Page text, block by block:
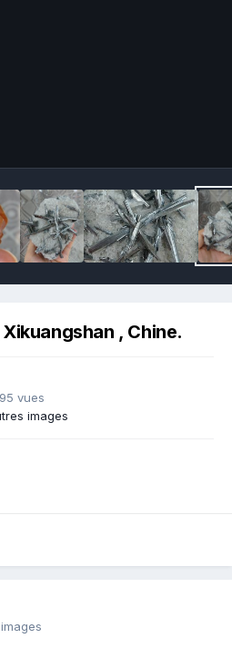
, Chine.
vues
images
images